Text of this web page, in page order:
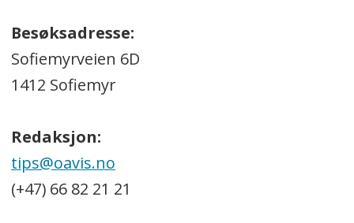
Besøksadresse:
Sofiemyrveien 6D
1412 Sofiemyr
Redaksjon:
tips@oavis.no
(+47) 66 82 21 21